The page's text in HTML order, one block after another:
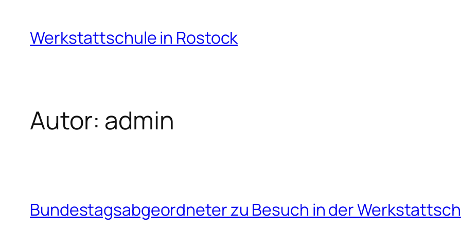
springenWerkstattschule in Rostock
Autor: admin
Bundestagsabgeordneter zu Besuch in der